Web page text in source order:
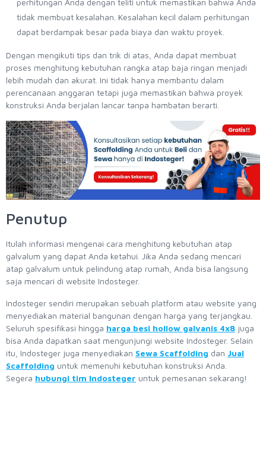
perhitungan Anda dengan teliti untuk memastikan bahwa Anda
tidak membuat kesalahan. Kesalahan kecil dalam perhitungan
dapat berdampak besar pada biaya dan waktu proyek.
Dengan mengikuti tips dan trik di atas, Anda dapat membuat
proses menghitung kebutuhan rangka atap baja ringan menjadi
lebih mudah dan akurat. Ini tidak hanya membantu dalam
perencanaan anggaran tetapi juga memastikan bahwa proyek
konstruksi Anda berjalan lancar tanpa hambatan berarti.
Penutup
Itulah informasi mengenai cara menghitung kebutuhan atap
galvalum yang dapat Anda ketahui. Jika Anda sedang mencari
atap galvalum untuk pelindung atap rumah, Anda bisa langsung
saja mencari di website Indosteger.
Indosteger sendiri merupakan sebuah platform atau website yang
menyediakan material bangunan dengan harga yang terjangkau.
Seluruh spesifikasi hingga harga besi hollow galvanis 4x8 juga
bisa Anda dapatkan saat mengunjungi website Indosteger. Selain
itu, Indosteger juga menyediakan Sewa Scaffolding dan Jual
Scaffolding untuk memenuhi kebutuhan konstruksi Anda.
Segera hubungi tim Indosteger untuk pemesanan sekarang!